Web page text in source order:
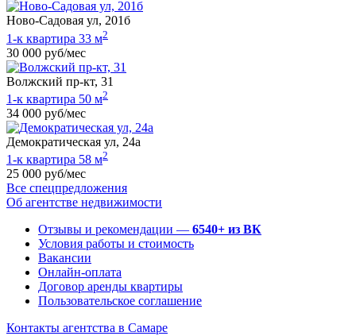
Ново-Садовая ул, 201б
1-к квартира 33 м2
30 000 руб/мес
Волжский пр-кт, 31
1-к квартира 50 м2
34 000 руб/мес
Демократическая ул, 24а
1-к квартира 58 м2
25 000 руб/мес
Все спецпредложения
Об агентстве недвижимости
Отзывы и рекомендации — 6540+ из ВК
Условия работы и стоимость
Вакансии
Онлайн-оплата
Договор аренды квартиры
Пользовательское соглашение
Контакты агентства в Самаре